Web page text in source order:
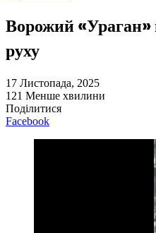
Ворожий «Ураган»
руху
17 Листопада, 2025
121 Менше хвилини
Поділитися
Facebook